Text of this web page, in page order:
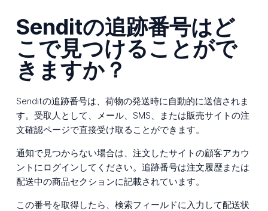
Senditの追跡番号はど
こで見つけることがで
きますか？
Senditの追跡番号は、荷物の発送時に自動的に送信されま
す。受取人として、メール、SMS、または販売サイトの注
文確認ページで直接受け取ることができます。
通知で見つからない場合は、注文したサイトの顧客アカウ
ントにログインしてください。追跡番号は注文履歴または
配送中の商品セクションに記載されています。
この番号を取得したら、検索フィールドに入力して配送状